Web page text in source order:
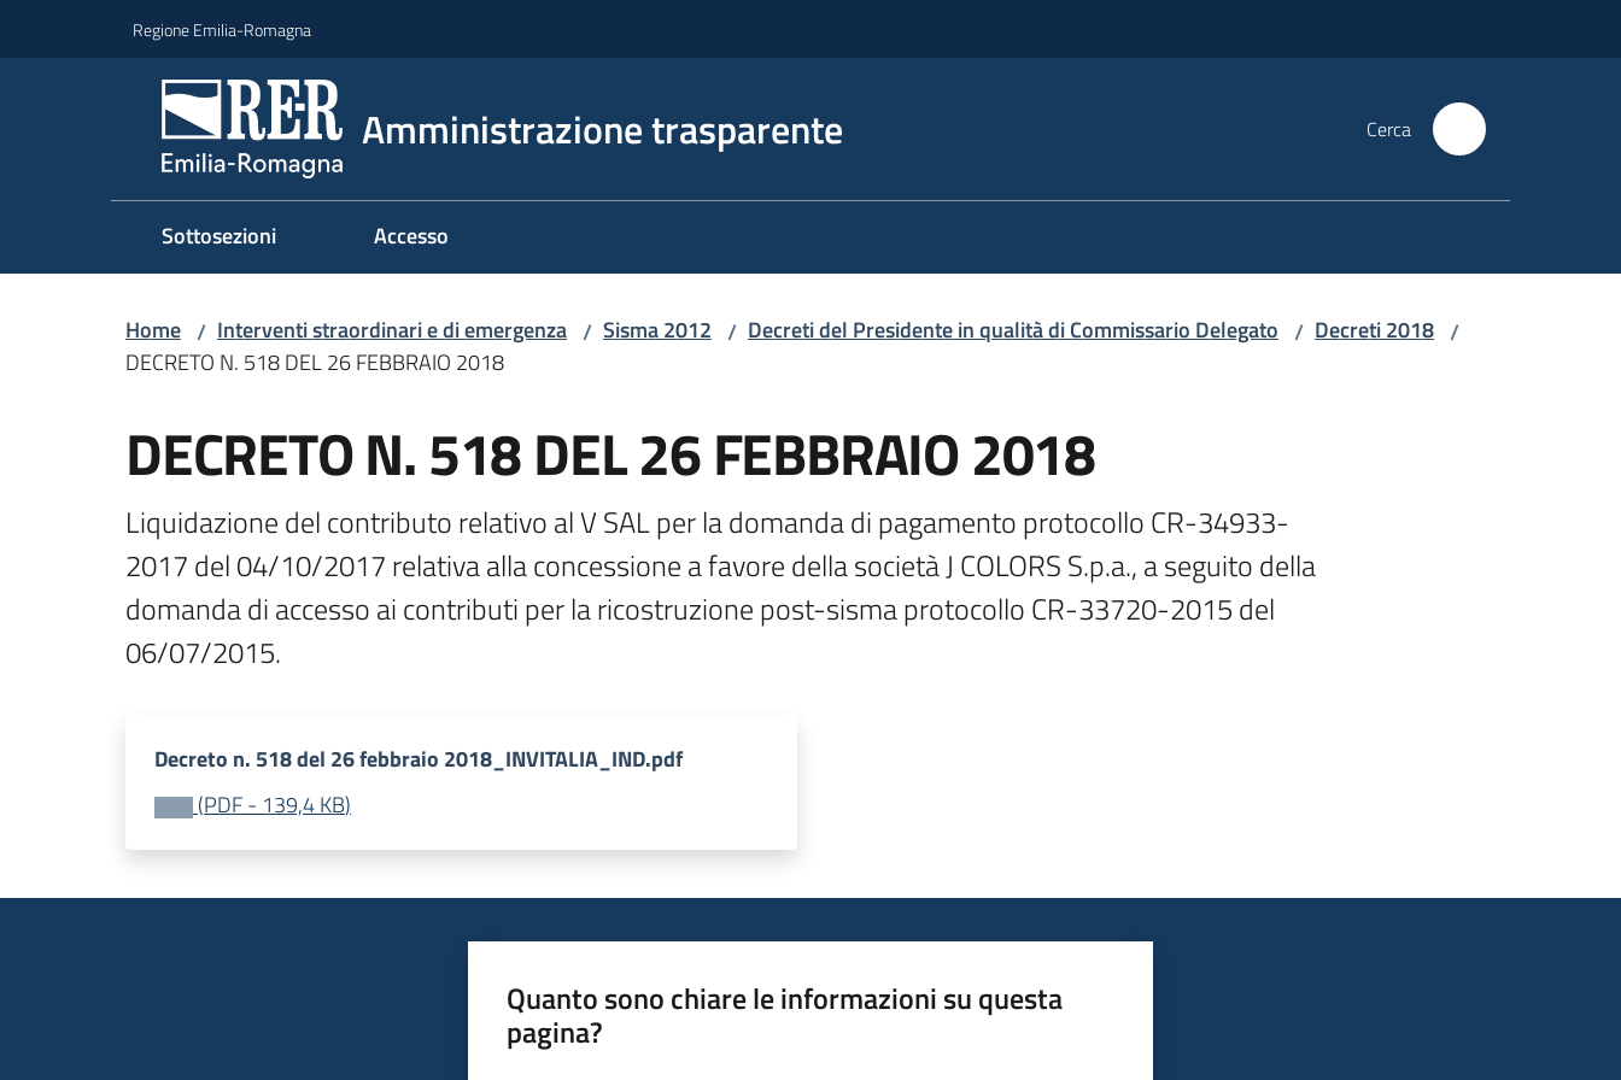
Regione Emilia-Romagna
Amministrazione trasparente Cerca
Sottosezioni Accesso
Home / Interventi straordinari e di emergenza / Sisma 2012 / Decreti del Presidente in qualità di Commissario Delegato / Decreti 2018 /
DECRETO N. 518 DEL 26 FEBBRAIO 2018
DECRETO N. 518 DEL 26 FEBBRAIO 2018
Liquidazione del contributo relativo al V SAL per la domanda di pagamento protocollo CR-34933-
2017 del 04/10/2017 relativa alla concessione a favore della società J COLORS S.p.a., a seguito della
domanda di accesso ai contributi per la ricostruzione post-sisma protocollo CR-33720-2015 del
06/07/2015.
Decreto n. 518 del 26 febbraio 2018_INVITALIA_IND.pdf
(PDF- 139,4 KB)
Quanto sono chiare le informazioni su questa
pagina?